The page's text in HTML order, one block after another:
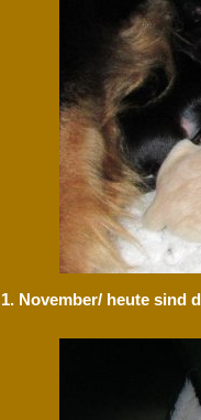
1. November/ heute sind